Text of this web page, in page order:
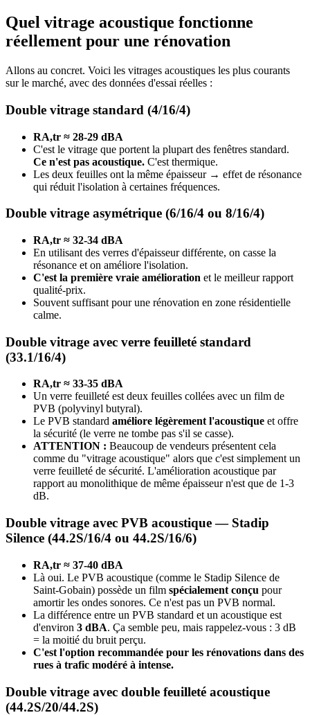
Quel vitrage acoustique fonctionne
réellement pour une rénovation
Allons au concret. Voici les vitrages acoustiques les plus courants
sur le marché, avec des données d'essai réelles :
Double vitrage standard (4/16/4)
RA,tr ≈ 28-29 dBA
C'est le vitrage que portent la plupart des fenêtres standard.
Ce n'est pas acoustique. C'est thermique.
Les deux feuilles ont la même épaisseur → effet de résonance
qui réduit l'isolation à certaines fréquences.
Double vitrage asymétrique (6/16/4 ou 8/16/4)
RA,tr ≈ 32-34 dBA
En utilisant des verres d'épaisseur différente, on casse la
résonance et on améliore l'isolation.
C'est la première vraie amélioration et le meilleur rapport
qualité-prix.
Souvent suffisant pour une rénovation en zone résidentielle
calme.
Double vitrage avec verre feuilleté standard
(33.1/16/4)
RA,tr ≈ 33-35 dBA
Un verre feuilleté est deux feuilles collées avec un film de
PVB (polyvinyl butyral).
Le PVB standard améliore légèrement l'acoustique et offre
la sécurité (le verre ne tombe pas s'il se casse).
ATTENTION : Beaucoup de vendeurs présentent cela
comme du "vitrage acoustique" alors que c'est simplement un
verre feuilleté de sécurité. L'amélioration acoustique par
rapport au monolithique de même épaisseur n'est que de 1-3
dB.
Double vitrage avec PVB acoustique — Stadip
Silence (44.2S/16/4 ou 44.2S/16/6)
RA,tr ≈ 37-40 dBA
Là oui. Le PVB acoustique (comme le Stadip Silence de
Saint-Gobain) possède un film spécialement conçu pour
amortir les ondes sonores. Ce n'est pas un PVB normal.
La différence entre un PVB standard et un acoustique est
d'environ 3 dBA. Ça semble peu, mais rappelez-vous : 3 dB
= la moitié du bruit perçu.
C'est l'option recommandée pour les rénovations dans des
rues à trafic modéré à intense.
Double vitrage avec double feuilleté acoustique
(44.2S/20/44.2S)